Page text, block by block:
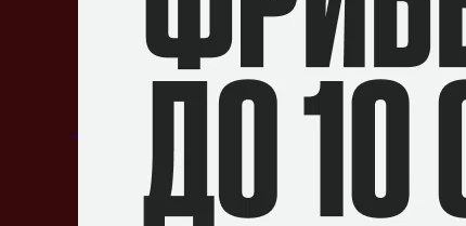
ESL One Berlin Major 2023. 26.04.2023
– Team SMG
СТАТИСТИКА МАТЧА
Личные встречи
Последние20 игр